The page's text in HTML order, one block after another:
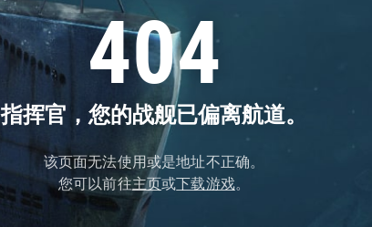
404
指挥官，您的战舰已偏离航道。
该页面无法使用或是地址不正确。
您可以前往主页或下载游戏。